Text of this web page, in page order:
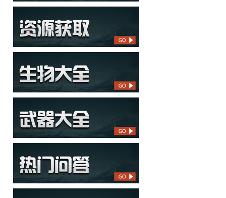
方舟生存进化论